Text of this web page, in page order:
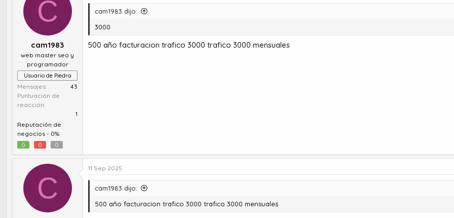
C
cam1983
web master seo y
programador
Usuario de Piedra
Mensajes
43
Puntuación de
reacción
1
Reputación de
negocios - 0%
0
0 0
cam1983 dijo:
3000
500 año facturacion trafico 3000 trafico 3000 mensuales
C
11 Sep 2025
cam1983 dijo:
500 año facturacion trafico 3000 trafico 3000 mensuales